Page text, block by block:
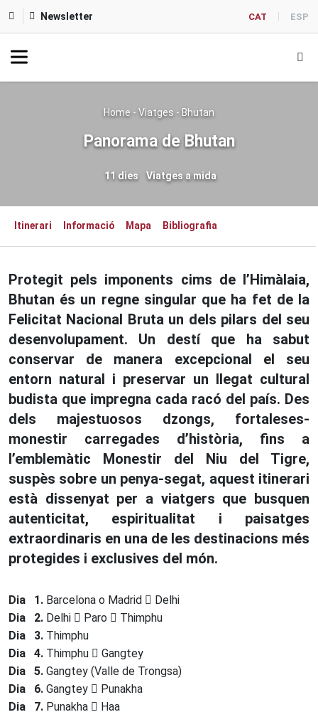
Newsletter CAT ESP
Home - Viatges - Bhutan
Panorama de Bhutan
11 dies Viatges a mida
Itinerari Informació Mapa Bibliografia
Protegit pels imponents cims de l’Himàlaia,
Bhutan és un regne singular que ha fet de la
Felicitat Nacional Bruta un dels pilars del seu
desenvolupament. Un destí que ha sabut
conservar de manera excepcional el seu
entorn natural i preservar un llegat cultural
budista que impregna cada racó del país. Des
dels majestuosos dzongs, fortaleses-
monestir carregades d’història, fins a
l’emblemàtic Monestir del Niu del Tigre,
suspès sobre un penya-segat, aquest itinerari
està dissenyat per a viatgers que busquen
autenticitat, espiritualitat i paisatges
extraordinaris en una de les destinacions més
protegides i exclusives del món.
Dia 1. Barcelona o Madrid
Delhi
Dia 2. Delhi Paro
Thimphu
Dia 3. Thimphu
Dia 4. Thimphu
Gangtey
Dia 5. Gangtey (Valle de Trongsa)
Dia 6. Gangtey
Punakha
Dia 7. Punakha
Haa